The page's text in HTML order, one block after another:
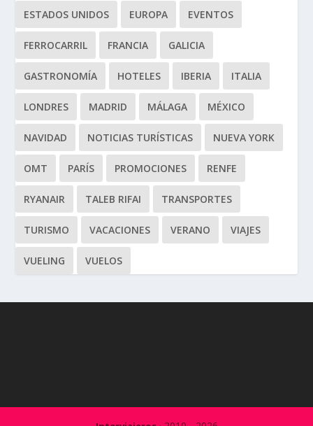
ESTADOS UNIDOS EUROPA EVENTOS
FERROCARRIL FRANCIA GALICIA
GASTRONOMÍA HOTELES IBERIA ITALIA
LONDRES MADRID MÁLAGA MÉXICO
NAVIDAD NOTICIAS TURÍSTICAS NUEVA YORK
OMT PARÍS PROMOCIONES RENFE
RYANAIR TALEB RIFAI TRANSPORTES
TURISMO VACACIONES VERANO VIAJES
VUELING VUELOS